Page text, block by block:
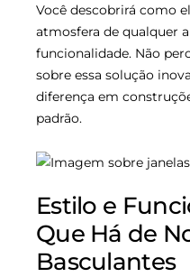
Você descobrirá como
atmosfera de qualquer
funcionalidade. Não
sobre essa solução
diferença em
padrão.
Estilo e
Que Há de
Basculantes